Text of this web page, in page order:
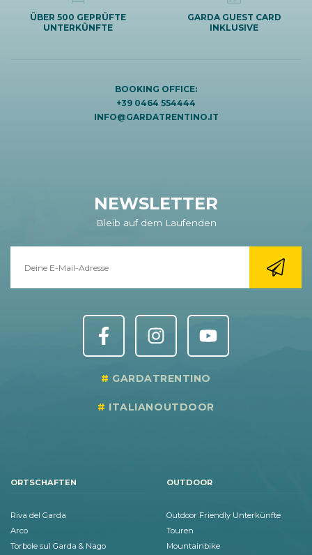
ÜBER 500 GEPRÜFTE
UNTERKÜNFTE
GARDA GUEST CARD
INKLUSIVE
BOOKING OFFICE:
+39 0464 554444
INFO@GARDATRENTINO.IT
NEWSLETTER
Bleib auf dem Laufenden
GARDATRENTINO
ITALIANOUTDOOR
ORTSCHAFTEN
Riva del Garda
Arco
Torbole sul Garda & Nago
OUTDOOR
Outdoor Friendly Unterkünfte
Touren
Mountainbike